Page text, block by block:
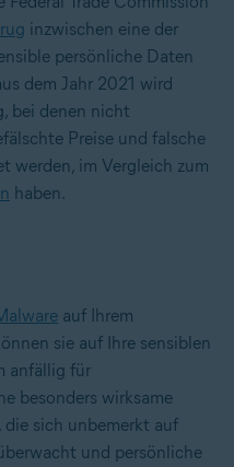
inzwischen eine der
persönliche Daten
dem Jahr 2021 wird
bei denen nicht
Preise und falsche
werden, im Vergleich zum
haben.
auf Ihrem
sie auf Ihre sensiblen
anfällig für
besonders wirksame
die sich unbemerkt auf
und persönliche